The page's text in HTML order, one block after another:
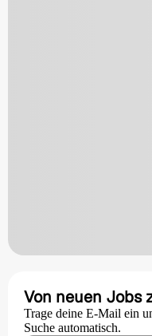
Von neuen Jobs
Trage deine E-Mail ein
Suche automatisch.